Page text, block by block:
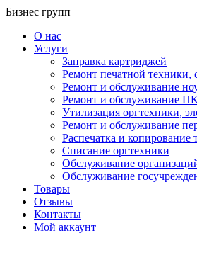
Перейти
содержанию
Бизнес групп
О нас
Услуги
Заправка картриджей
Ремонт печатной техники,
Ремонт и обслуживание
Ремонт и обслуживание
Утилизация оргтехники,
Ремонт и обслуживание
Распечатка и копирование
Списание оргтехники
Обслуживание
Обслуживание
Товары
Отзывы
Контакты
Мой аккаунт